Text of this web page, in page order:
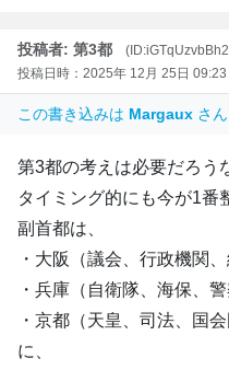
投稿者: 第3都
投稿日時：2025年 12月 25日 09:23
この書き込みは Margaux さ
第3都の考えは必要だろう
タイミング的にも今が1番
副首都は、
・大阪（議会、行政機関、
・兵庫（自衛隊、海保、
・京都（天皇、司法、国
に、